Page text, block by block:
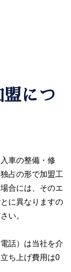
につ
車の整備・修
占の形で加盟工
合には、そのエ
に異なりますの
い。
話）は当社を介
ち上げ費用は0